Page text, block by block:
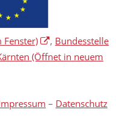
Fenster) , Bundesstelle
(Öffnet in neuem
– Datenschutz